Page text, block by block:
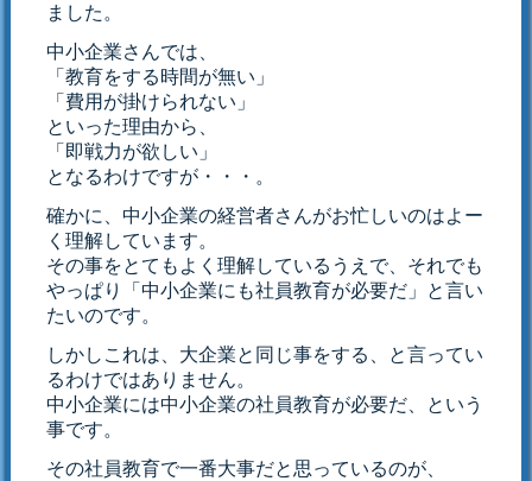
ました。
中小企業さんでは、
「教育をする時間が無い」
「費用が掛けられない」
といった理由から、
「即戦力が欲しい」
となるわけですが・・・。
確かに、中小企業の経営者さんがお忙しいのはよー
く理解しています。
その事をとてもよく理解しているうえで、それでも
やっぱり「中小企業にも社員教育が必要だ」と言い
たいのです。
しかしこれは、大企業と同じ事をする、と言ってい
るわけではありません。
中小企業には中小企業の社員教育が必要だ、という
事です。
その社員教育で一番大事だと思っているのが、